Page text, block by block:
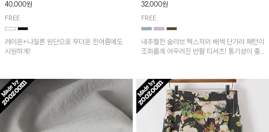
40,000원
FREE
레이온+나일론 원단으로 무더운 한여름에도
시원하게!
32,000원
FREE
내추럴한 슬라브 텍스처와 배색 단가라 패턴이
조화롭게 어우러진 반팔 티셔츠! 통기성이 좋